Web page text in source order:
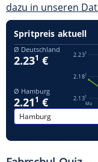
dazu in unseren